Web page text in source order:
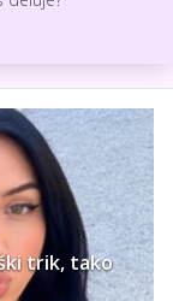
trik, tako